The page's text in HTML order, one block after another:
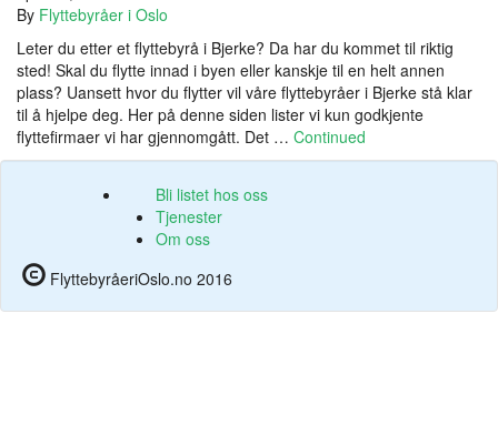
By Flyttebyråer i Oslo
Leter du etter et flyttebyrå i Bjerke? Da har du kommet til riktig
sted! Skal du flytte innad i byen eller kanskje til en helt annen
plass? Uansett hvor du flytter vil våre flyttebyråer i Bjerke stå klar
til å hjelpe deg. Her på denne siden lister vi kun godkjente
flyttefirmaer vi har gjennomgått. Det … Continued
Bli listet hos oss
Tjenester
Om oss
FlyttebyråeriOslo.no 2016